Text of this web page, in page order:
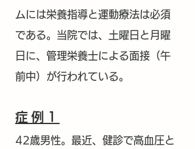
ムには栄養指導と運動療法は必須
である。当院では、土曜日と月曜
日に、管理栄養士による面接（午
前中）が行われている。
症例1
42歳男性。最近、健診で高血圧と